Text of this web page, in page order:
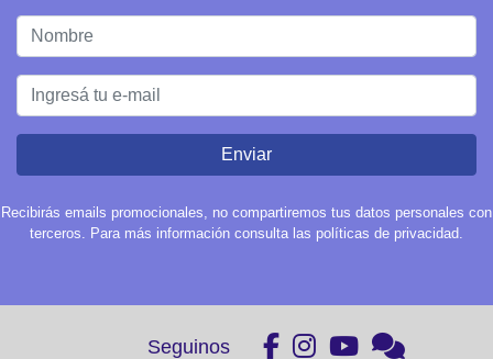
Enviar
Recibirás emails promocionales, no compartiremos tus datos personales con
terceros. Para más información consulta las políticas de privacidad.
Seguinos